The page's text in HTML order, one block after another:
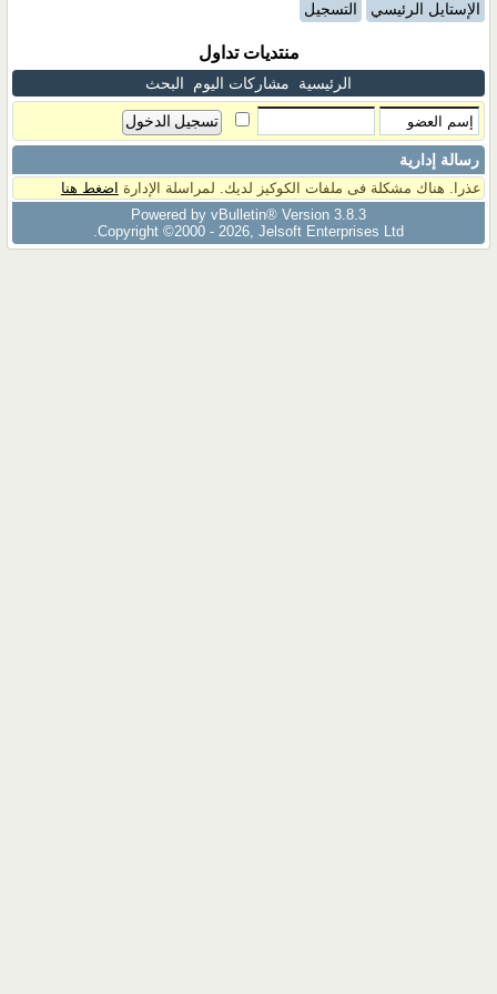
الإستايل الرئيسي التسجيل
منتديات تداول
الرئيسية مشاركات اليوم البحث
رسالة إدارية
عذرا. هناك مشكلة فى ملفات الكوكيز لديك. لمراسلة الإدارة اضغط هنا
Powered by vBulletin® Version 3.8.3
Copyright ©2000 - 2026, Jelsoft Enterprises Ltd.